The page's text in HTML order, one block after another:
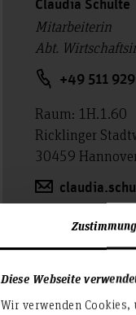
Zustimmung
Diese Webseite
Wir verwenden
Claudia Schulte
Mitarbeiterin
Abt.
+49 511
Raum: 1H.1.60
Ricklinger
30459